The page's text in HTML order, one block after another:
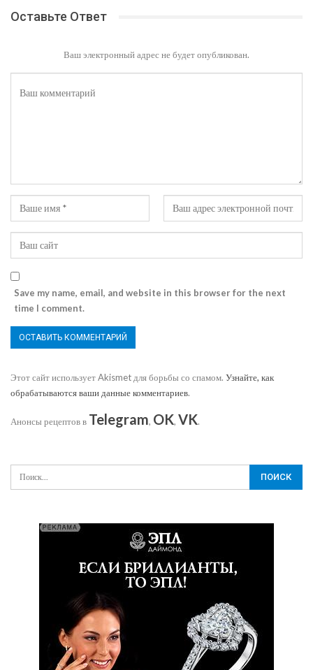
Оставьте Ответ
Ваш электронный адрес не будет опубликован.
Save my name, email, and website in this browser for the next
time I comment.
Этот сайт использует Akismet для борьбы со спамом. Узнайте, как
обрабатываются ваши данные комментариев.
Анонсы рецептов в Telegram, OK, VK.